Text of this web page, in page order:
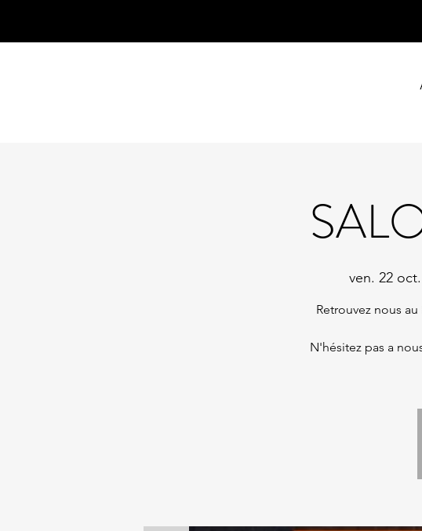
ven. 22 oct.
Retrouvez nous au
N'hésitez pas a